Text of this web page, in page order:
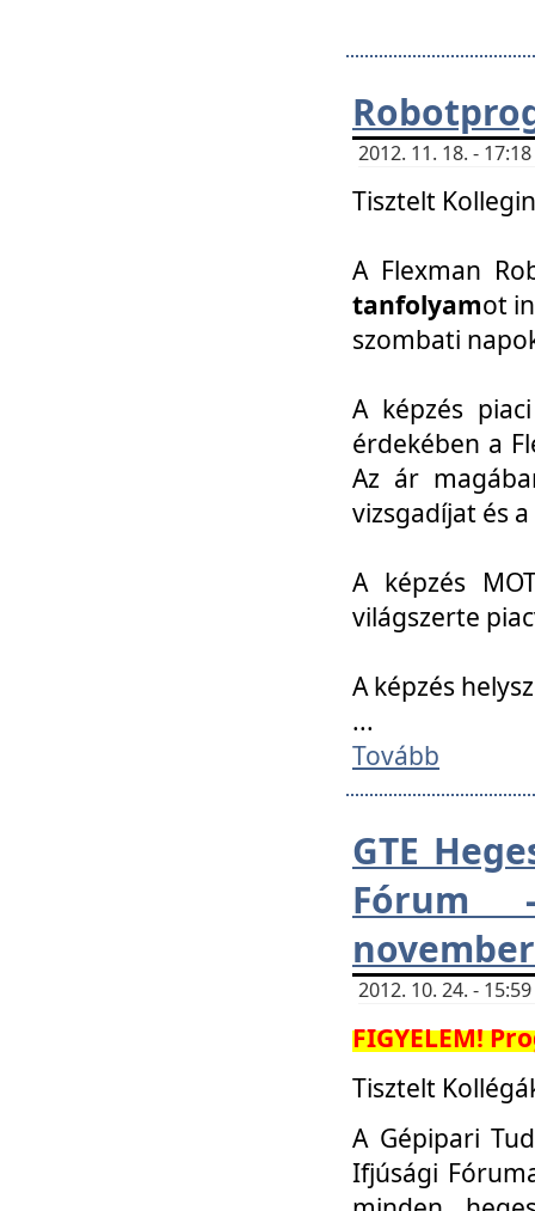
2012. 11. 18. -
Tisztelt
A Flexman
tanfolyamot
szombati
A képzés
érdekében a
Az ár
vizsgadíjat és
A képzés
világszerte
A képzés
...
Tovább
GTE
Fórum
2012. 10. 24. -
FIGYELEM!
Tisztelt
A Gépipari
Ifjúsági